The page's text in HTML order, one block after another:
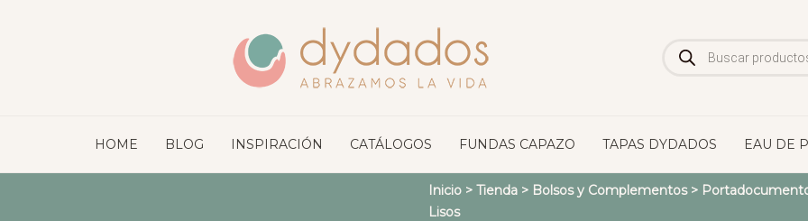
de
productos
HOME BLOG INSPIRACIÓN CATÁLOGOS FUNDAS CAPAZO TAPAS DYDADOS EAU DE
Inicio> Tienda> Bolsos y Complementos>
Lisos